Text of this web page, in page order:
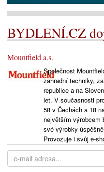
BYDLENÍ.CZ
Mountfield a.s.
Společnost
zahradní techniky,
republice a na
let. V současnosti
58 v Čechách a 18
největším výrobcem
své výrobky
Provozuje i svůj e-